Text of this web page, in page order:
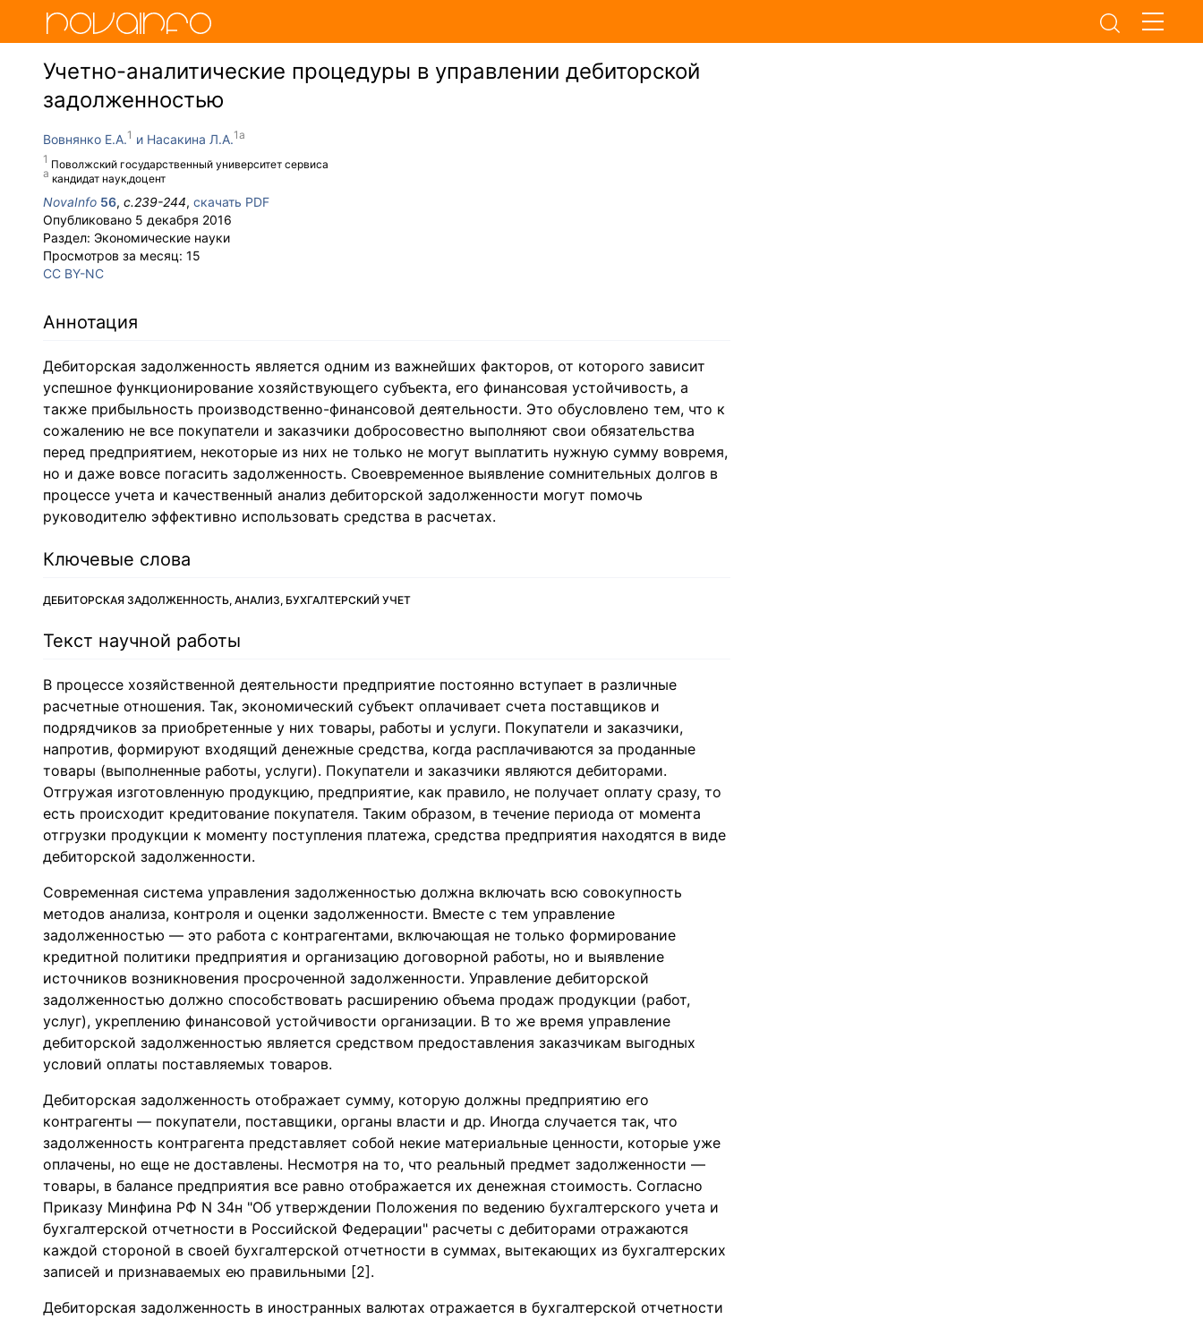
Учетно-аналитические процедуры в управлении дебиторской
задолженностью
Вовнянко Е.А.
Поволжский государственный университет сервиса
Насакина Л.А.
кандидат наук,доцент
NovaInfo 56, с.239-244, скачать PDF
Опубликовано 5 декабря 2016
Раздел: Экономические науки
Просмотров за месяц: 15
CC BY-NC
Аннотация
Дебиторская задолженность является одним из важнейших факторов, от которого зависит
успешное функционирование хозяйствующего субъекта, его финансовая устойчивость, а
также прибыльность производственно-финансовой деятельности. Это обусловлено тем, что к
сожалению не все покупатели и заказчики добросовестно выполняют свои обязательства
перед предприятием, некоторые из них не только не могут выплатить нужную сумму вовремя,
но и даже вовсе погасить задолженность. Своевременное выявление сомнительных долгов в
процессе учета и качественный анализ дебиторской задолженности могут помочь
руководителю эффективно использовать средства в расчетах.
Ключевые слова
ДЕБИТОРСКАЯ ЗАДОЛЖЕННОСТЬ, АНАЛИЗ, БУХГАЛТЕРСКИЙ УЧЕТ
Текст научной работы
В процессе хозяйственной деятельности предприятие постоянно вступает в различные
расчетные отношения. Так, экономический субъект оплачивает счета поставщиков и
подрядчиков за приобретенные у них товары, работы и услуги. Покупатели и заказчики,
напротив, формируют входящий денежные средства, когда расплачиваются за проданные
товары (выполненные работы, услуги). Покупатели и заказчики являются дебиторами.
Отгружая изготовленную продукцию, предприятие, как правило, не получает оплату сразу, то
есть происходит кредитование покупателя. Таким образом, в течение периода от момента
отгрузки продукции к моменту поступления платежа, средства предприятия находятся в виде
дебиторской задолженности.
Современная система управления задолженностью должна включать всю совокупность
методов анализа, контроля и оценки задолженности. Вместе с тем управление
задолженностью — это работа с контрагентами, включающая не только формирование
кредитной политики предприятия и организацию договорной работы, но и выявление
источников возникновения просроченной задолженности. Управление дебиторской
задолженностью должно способствовать расширению объема продаж продукции (работ,
услуг), укреплению финансовой устойчивости организации. В то же время управление
дебиторской задолженностью является средством предоставления заказчикам выгодных
условий оплаты поставляемых товаров.
Дебиторская задолженность отображает сумму, которую должны предприятию его
контрагенты — покупатели, поставщики, органы власти и др. Иногда случается так, что
задолженность контрагента представляет собой некие материальные ценности, которые уже
оплачены, но еще не доставлены. Несмотря на то, что реальный предмет задолженности —
товары, в балансе предприятия все равно отображается их денежная стоимость. Согласно
Приказу Минфина РФ N 34н "Об утверждении Положения по ведению бухгалтерского учета и
бухгалтерской отчетности в Российской Федерации" расчеты с дебиторами отражаются
каждой стороной в своей бухгалтерской отчетности в суммах, вытекающих из бухгалтерских
записей и признаваемых ею правильными [2].
Дебиторская задолженность в иностранных валютах отражается в бухгалтерской отчетности